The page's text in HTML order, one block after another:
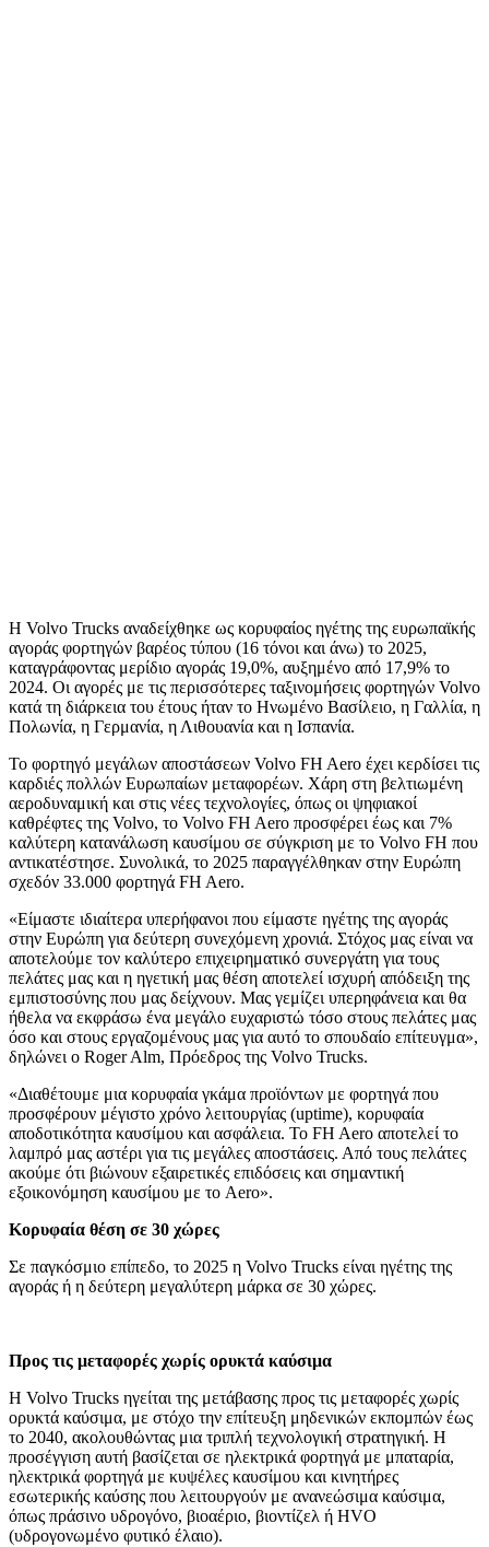
Η Volvo Trucks αναδείχθηκε ως κορυφαίος ηγέτης της ευρωπαϊκής
αγοράς φορτηγών βαρέος τύπου (16 τόνοι και άνω) το 2025,
καταγράφοντας μερίδιο αγοράς 19,0%, αυξημένο από 17,9% το
2024. Οι αγορές με τις περισσότερες ταξινομήσεις φορτηγών Volvo
κατά τη διάρκεια του έτους ήταν το Ηνωμένο Βασίλειο, η Γαλλία, η
Πολωνία, η Γερμανία, η Λιθουανία και η Ισπανία.
Το φορτηγό μεγάλων αποστάσεων Volvo FH Aero έχει κερδίσει τις
καρδιές πολλών Ευρωπαίων μεταφορέων. Χάρη στη βελτιωμένη
αεροδυναμική και στις νέες τεχνολογίες, όπως οι ψηφιακοί
καθρέφτες της Volvo, το Volvo FH Aero προσφέρει έως και 7%
καλύτερη κατανάλωση καυσίμου σε σύγκριση με το Volvo FH που
αντικατέστησε. Συνολικά, το 2025 παραγγέλθηκαν στην Ευρώπη
σχεδόν 33.000 φορτηγά FH Aero.
«Είμαστε ιδιαίτερα υπερήφανοι που είμαστε ηγέτης της αγοράς
στην Ευρώπη για δεύτερη συνεχόμενη χρονιά. Στόχος μας είναι να
αποτελούμε τον καλύτερο επιχειρηματικό συνεργάτη για τους
πελάτες μας και η ηγετική μας θέση αποτελεί ισχυρή απόδειξη της
εμπιστοσύνης που μας δείχνουν. Μας γεμίζει υπερηφάνεια και θα
ήθελα να εκφράσω ένα μεγάλο ευχαριστώ τόσο στους πελάτες μας
όσο και στους εργαζομένους μας για αυτό το σπουδαίο επίτευγμα»,
δηλώνει ο Roger Alm, Πρόεδρος της Volvo Trucks.
«Διαθέτουμε μια κορυφαία γκάμα προϊόντων με φορτηγά που
προσφέρουν μέγιστο χρόνο λειτουργίας (uptime), κορυφαία
αποδοτικότητα καυσίμου και ασφάλεια. Το FH Aero αποτελεί το
λαμπρό μας αστέρι για τις μεγάλες αποστάσεις. Από τους πελάτες
ακούμε ότι βιώνουν εξαιρετικές επιδόσεις και σημαντική
εξοικονόμηση καυσίμου με το Aero».
Κορυφαία θέση σε 30 χώρες
Σε παγκόσμιο επίπεδο, το 2025 η Volvo Trucks είναι ηγέτης της
αγοράς ή η δεύτερη μεγαλύτερη μάρκα σε 30 χώρες.
Προς τις μεταφορές χωρίς ορυκτά καύσιμα
Η Volvo Trucks ηγείται της μετάβασης προς τις μεταφορές χωρίς
ορυκτά καύσιμα, με στόχο την επίτευξη μηδενικών εκπομπών έως
το 2040, ακολουθώντας μια τριπλή τεχνολογική στρατηγική. Η
προσέγγιση αυτή βασίζεται σε ηλεκτρικά φορτηγά με μπαταρία,
ηλεκτρικά φορτηγά με κυψέλες καυσίμου και κινητήρες
εσωτερικής καύσης που λειτουργούν με ανανεώσιμα καύσιμα,
όπως πράσινο υδρογόνο, βιοαέριο, βιοντίζελ ή HVO
(υδρογονωμένο φυτικό έλαιο).